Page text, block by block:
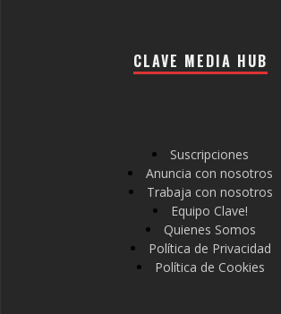
CLAVE MEDIA HUB
Suscripciones
Anuncia con nosotros
Trabaja con nosotros
Equipo Clave!
Quienes Somos
Política de Privacidad
Política de Cookies